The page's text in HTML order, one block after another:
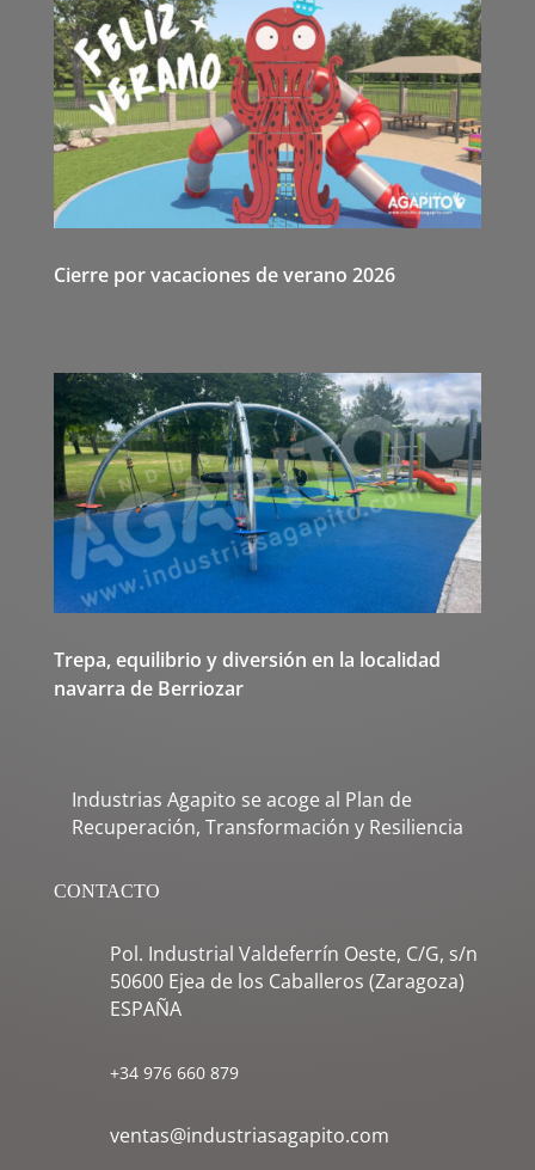
Cierre por vacaciones de verano 2026
Trepa, equilibrio y diversión en la localidad
navarra de Berriozar
Industrias Agapito se acoge al Plan de
Recuperación, Transformación y Resiliencia
CONTACTO
Pol. Industrial Valdeferrín Oeste, C/G, s/n
50600 Ejea de los Caballeros (Zaragoza)
ESPAÑA
+34 976 660 879
ventas@industriasagapito.com